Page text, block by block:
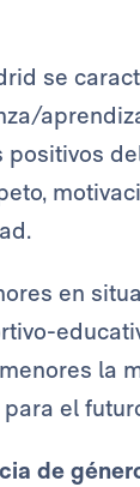
se
positivos
en
la
el
de